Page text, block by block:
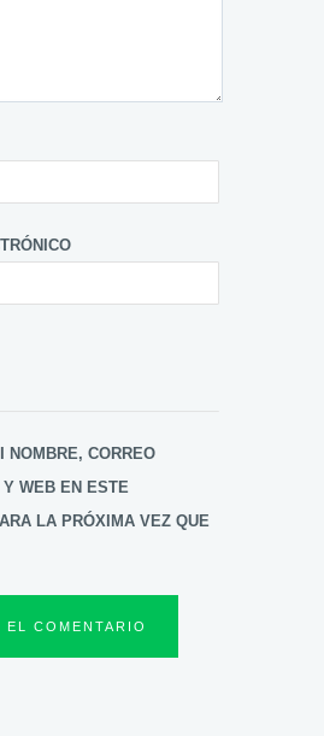
NOMBRE, CORREO
Y WEB EN ESTE
LA PRÓXIMA VEZ QUE